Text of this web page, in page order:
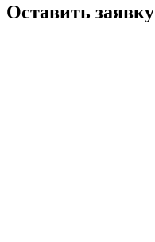
Оставить заявку